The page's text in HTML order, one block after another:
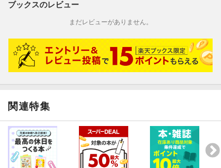
ブックスのレビュー
まだレビューがありません。
関連特集